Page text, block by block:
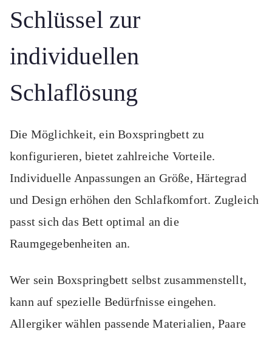
Schlüssel zur
individuellen
Schlaflösung
Die Möglichkeit, ein Boxspringbett zu
konfigurieren, bietet zahlreiche Vorteile.
Individuelle Anpassungen an Größe, Härtegrad
und Design erhöhen den Schlafkomfort. Zugleich
passt sich das Bett optimal an die
Raumgegebenheiten an.
Wer sein Boxspringbett selbst zusammenstellt,
kann auf spezielle Bedürfnisse eingehen.
Allergiker wählen passende Materialien, Paare